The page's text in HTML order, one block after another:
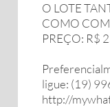
O LOTE
COMO
PREÇO: R$
ligue: (19)
http://